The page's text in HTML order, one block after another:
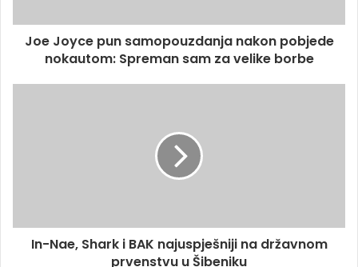
Joe Joyce pun samopouzdanja nakon pobjede
nokautom: Spreman sam za velike borbe
In-Nae, Shark i BAK najuspješniji na državnom
prvenstvu u Šibeniku